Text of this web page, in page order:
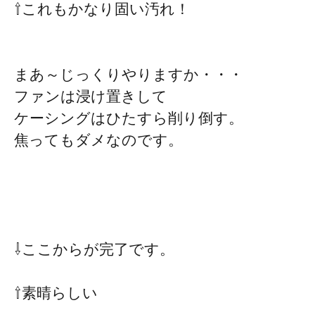
⇧これもかなり固い汚れ！
まあ～じっくりやりますか・・・
ファンは浸け置きして
ケーシングはひたすら削り倒す。
焦ってもダメなのです。
⇩ここからが完了です。
⇧素晴らしい